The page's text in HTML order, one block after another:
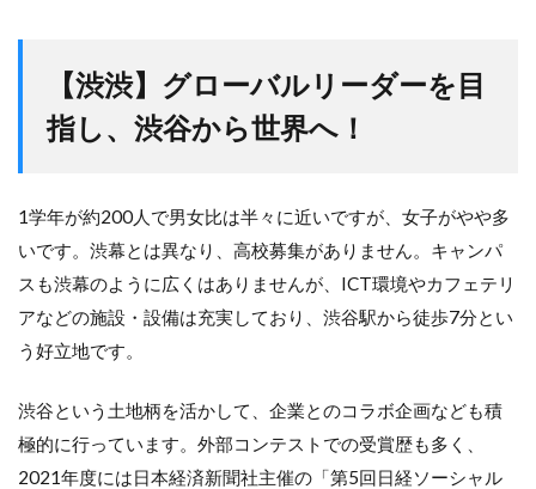
【渋渋】グローバルリーダーを目
指し、渋谷から世界へ！
1学年が約200人で男女比は半々に近いですが、女子がやや多
いです。渋幕とは異なり、高校募集がありません。キャンパ
スも渋幕のように広くはありませんが、ICT環境やカフェテリ
アなどの施設・設備は充実しており、渋谷駅から徒歩7分とい
う好立地です。
渋谷という土地柄を活かして、企業とのコラボ企画なども積
極的に行っています。外部コンテストでの受賞歴も多く、
2021年度には日本経済新聞社主催の「第5回日経ソーシャル